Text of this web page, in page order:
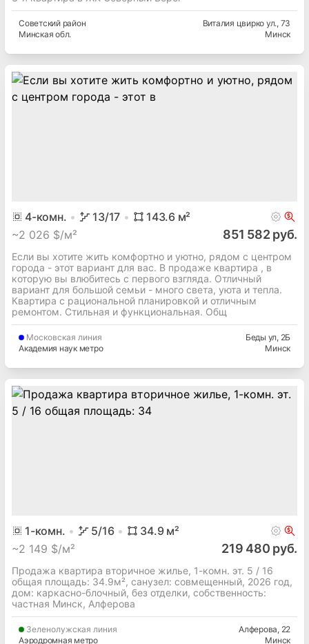
Советский район
Минская обл.
Виталия цвирко ул., 73
Минск
4-комн. 13/17 143.6м²
~2 026 $/м² 851 582 руб.
Если вы хотите жить комфортно и уютно, рядом с центром
города - этот вариант для вас. В продаже квартира , в
которую вы влюбитесь с первого взгляда. Отличный
вариант для большой семьи - много света, уюта и тепла.
Квартира с рациональной планировкой и отличным
ремонтом. Стильная и функциональная. Общ
Московская линия
Академия наук метро
Беды ул, 2Б
Минск
1-комн. 5/16 34.9м²
~2 149 $/м² 219 480 руб.
Продажа квартира вторичное жилье, 1-комн. эт. 5 / 16
общая площадь: 34.9м², cанузел: совмещенный, 2026 год,
дом: каркасно-блочный, без отделки, собственность:
частная Минск, Алферова
Зеленолужская линия
Аэродромная метро
Алферова, 22
Минск